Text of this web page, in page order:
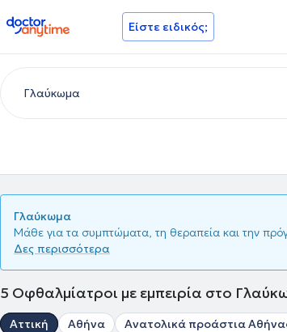
doctoranytime Είστε ειδικός;
Γλαύκωμα
Μάθε για τα συμπτώματα, τη θεραπεία και την
Δες περισσότερα
5 Οφθαλμίατροι με εμπειρία στο
Αττική Αθήνα Ανατολικά προάστια